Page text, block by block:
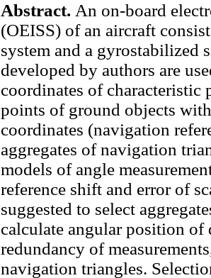
Abstract. An on-board
(OEISS) of an aircraft
system and a gyrostabilized
developed by authors are
coordinates of characteristic
points of ground objects
coordinates (navigation
aggregates of navigation
models of angle
reference shift and error of
suggested to select
calculate angular position
redundancy of
navigation triangles.